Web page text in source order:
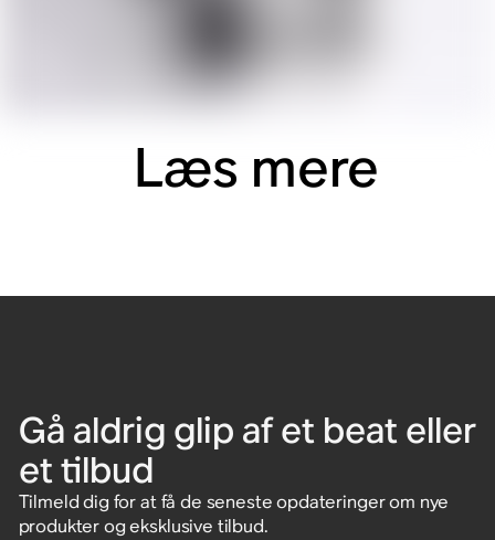
Læs mere
Gå aldrig glip af et beat eller
et tilbud
Tilmeld dig for at få de seneste opdateringer om nye
produkter og eksklusive tilbud.